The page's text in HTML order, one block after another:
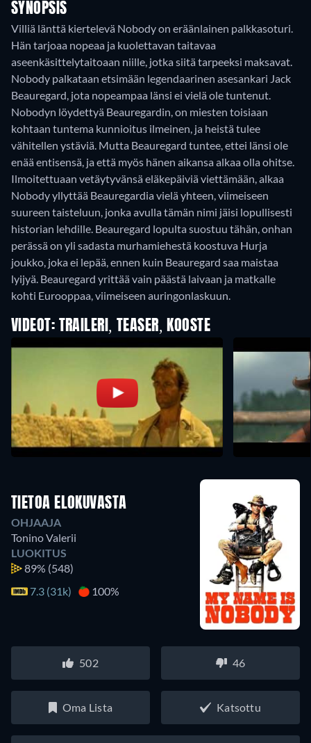
SYNOPSIS
Villiä länttä kiertelevä Nobody on eräänlainen palkkasoturi.
Hän tarjoaa nopeaa ja kuolettavan taitavaa
aseenkäsittelytaitoaan niille, jotka siitä tarpeeksi maksavat.
Nobody palkataan etsimään legendaarinen asesankari Jack
Beauregard, jota nopeampaa länsi ei vielä ole tuntenut.
Nobodyn löydettyä Beauregardin, on miesten toisiaan
kohtaan tuntema kunnioitus ilmeinen, ja heistä tulee
vähitellen ystäviä. Mutta Beauregard tuntee, ettei länsi ole
enää entisensä, ja että myös hänen aikansa alkaa olla ohitse.
Ilmoitettuaan vetäytyvänsä eläkepäiviä viettämään, alkaa
Nobody yllyttää Beauregardia vielä yhteen, viimeiseen
suureen taisteluun, jonka avulla tämän nimi jäisi lopullisesti
historian lehdille. Beauregard lopulta suostuu tähän, onhan
perässä on yli sadasta murhamiehestä koostuva Hurja
joukko, joka ei lepää, ennen kuin Beauregard saa maistaa
lyijyä. Beauregard yrittää vain päästä laivaan ja matkalle
kohti Eurooppaa, viimeiseen auringonlaskuun.
VIDEOT: TRAILERI, TEASER, KOOSTE
TIETOA ELOKUVASTA
OHJAAJA
Tonino Valerii
LUOKITUS
89% (548)
7.3 (31k)
100%
502 46
Oma Lista Katsottu